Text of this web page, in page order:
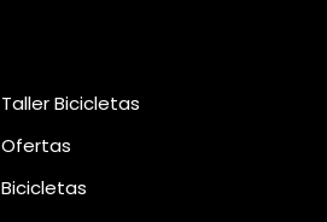
Taller Bicicletas
Ofertas
Bicicletas